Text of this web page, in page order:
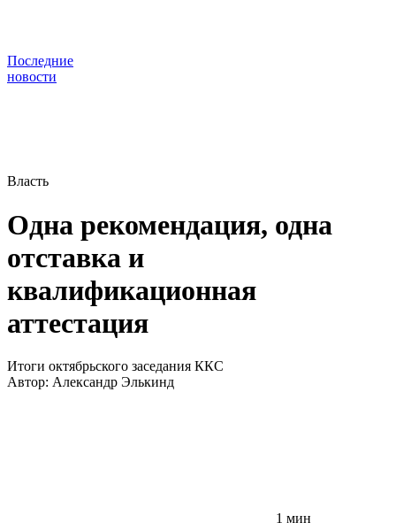
Последние
новости
Власть
Одна рекомендация, одна
отставка и
квалификационная
аттестация
Итоги октябрьского заседания ККС
Автор: Александр Элькинд
1 мин